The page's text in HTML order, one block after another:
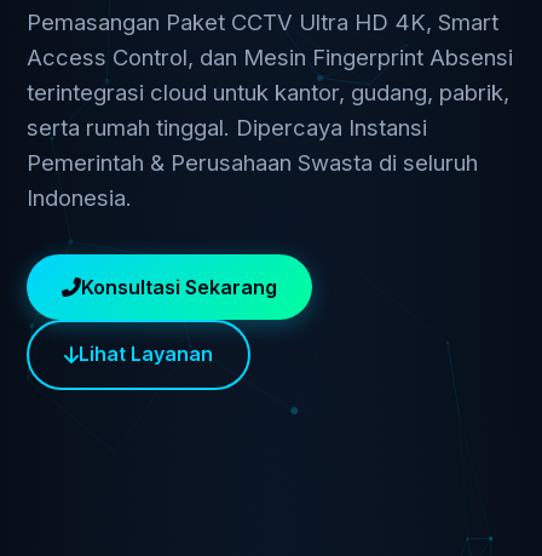
Pemasangan Paket CCTV Ultra HD 4K, Smart
Access Control, dan Mesin Fingerprint Absensi
terintegrasi cloud untuk kantor, gudang, pabrik,
serta rumah tinggal. Dipercaya Instansi
Pemerintah & Perusahaan Swasta di seluruh
Indonesia.
Konsultasi Sekarang
Lihat Layanan